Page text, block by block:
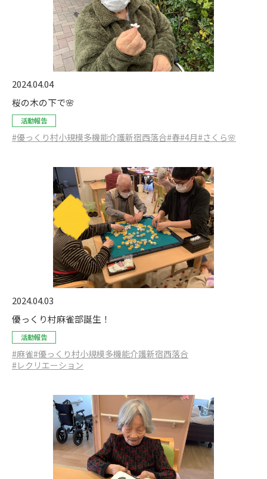
2024.04.04
桜の木の下で🌸
活動報告
#優っくり村小規模多機能介護新宿西落合#春#4月#さくら🌸
2024.04.03
優っくり村麻雀部誕生！
活動報告
#麻雀#優っくり村小規模多機能介護新宿西落合
#レクリエーション